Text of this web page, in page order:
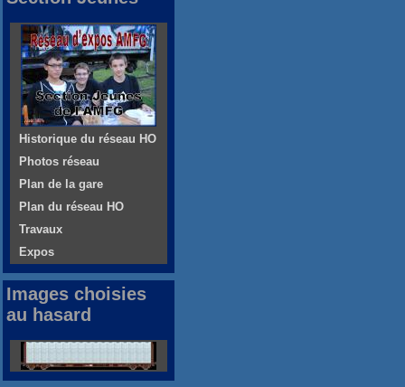
Historique du réseau HO
Photos réseau
Plan de la gare
Plan du réseau HO
Travaux
Expos
Images choisies
au hasard